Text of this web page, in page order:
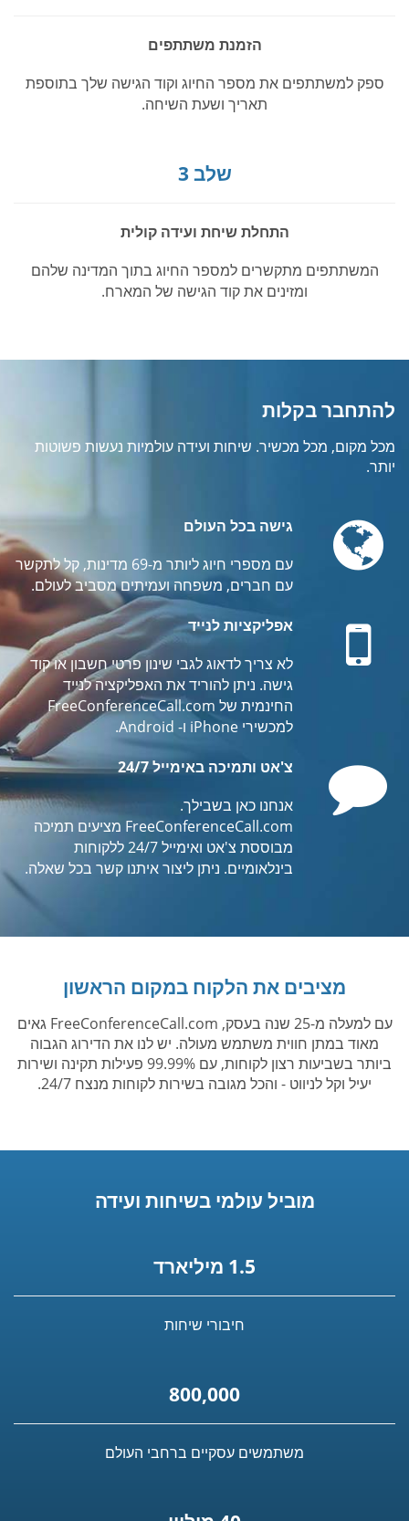
הזמנת משתתפים
ספק למשתתפים את מספר החיוג וקוד הגישה שלך בתוספת
תאריך ושעת השיחה.
שלב 3
התחלת שיחת ועידה קולית
המשתתפים מתקשרים למספר החיוג בתוך המדינה שלהם
ומזינים את קוד הגישה של המארח.
להתחבר בקלות
מכל מקום, מכל מכשיר. שיחות ועידה עולמיות נעשות פשוטות
יותר.
גישה בכל העולם
עם מספרי חיוג ליותר מ-69 מדינות, קל לתקשר
עם חברים, משפחה ועמיתים מסביב לעולם.
Mobile
אפליקציות לנייד
לא צריך לדאוג לגבי שינון פרטי חשבון או קוד
גישה. ניתן להוריד את האפליקציה לנייד
החינמית של FreeConferenceCall.com
למכשירי iPhone ו- Android.
Commentצ'אט ותמיכה באימייל 24/7
אנחנו כאן בשבילך.
FreeConferenceCall.com מציעים תמיכה
מבוססת צ'אט ואימייל 24/7 ללקוחות
בינלאומיים. ניתן ליצור איתנו קשר בכל שאלה.
מציבים את הלקוח במקום הראשון
עם למעלה מ-25 שנה בעסק, FreeConferenceCall.com גאים
מאוד במתן חווית משתמש מעולה. יש לנו את הדירוג הגבוה
ביותר בשביעות רצון לקוחות, עם 99.99% פעילות תקינה ושירות
יעיל וקל לניווט - והכל מגובה בשירות לקוחות מנצח 24/7.
מוביל עולמי בשיחות ועידה
1.5 מיליארד
חיבורי שיחות
800,000
משתמשים עסקיים ברחבי העולם